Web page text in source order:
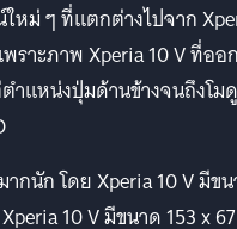
หม่ ๆ ที่แตกต่างไปจาก
ราะภาพ Xperia 10 V ที่ออ
ำแหน่งปุ่มด้านข้างจนถึงโม
กนัก โดย Xperia 10 V มีข
10 V มีขนาด 153 x